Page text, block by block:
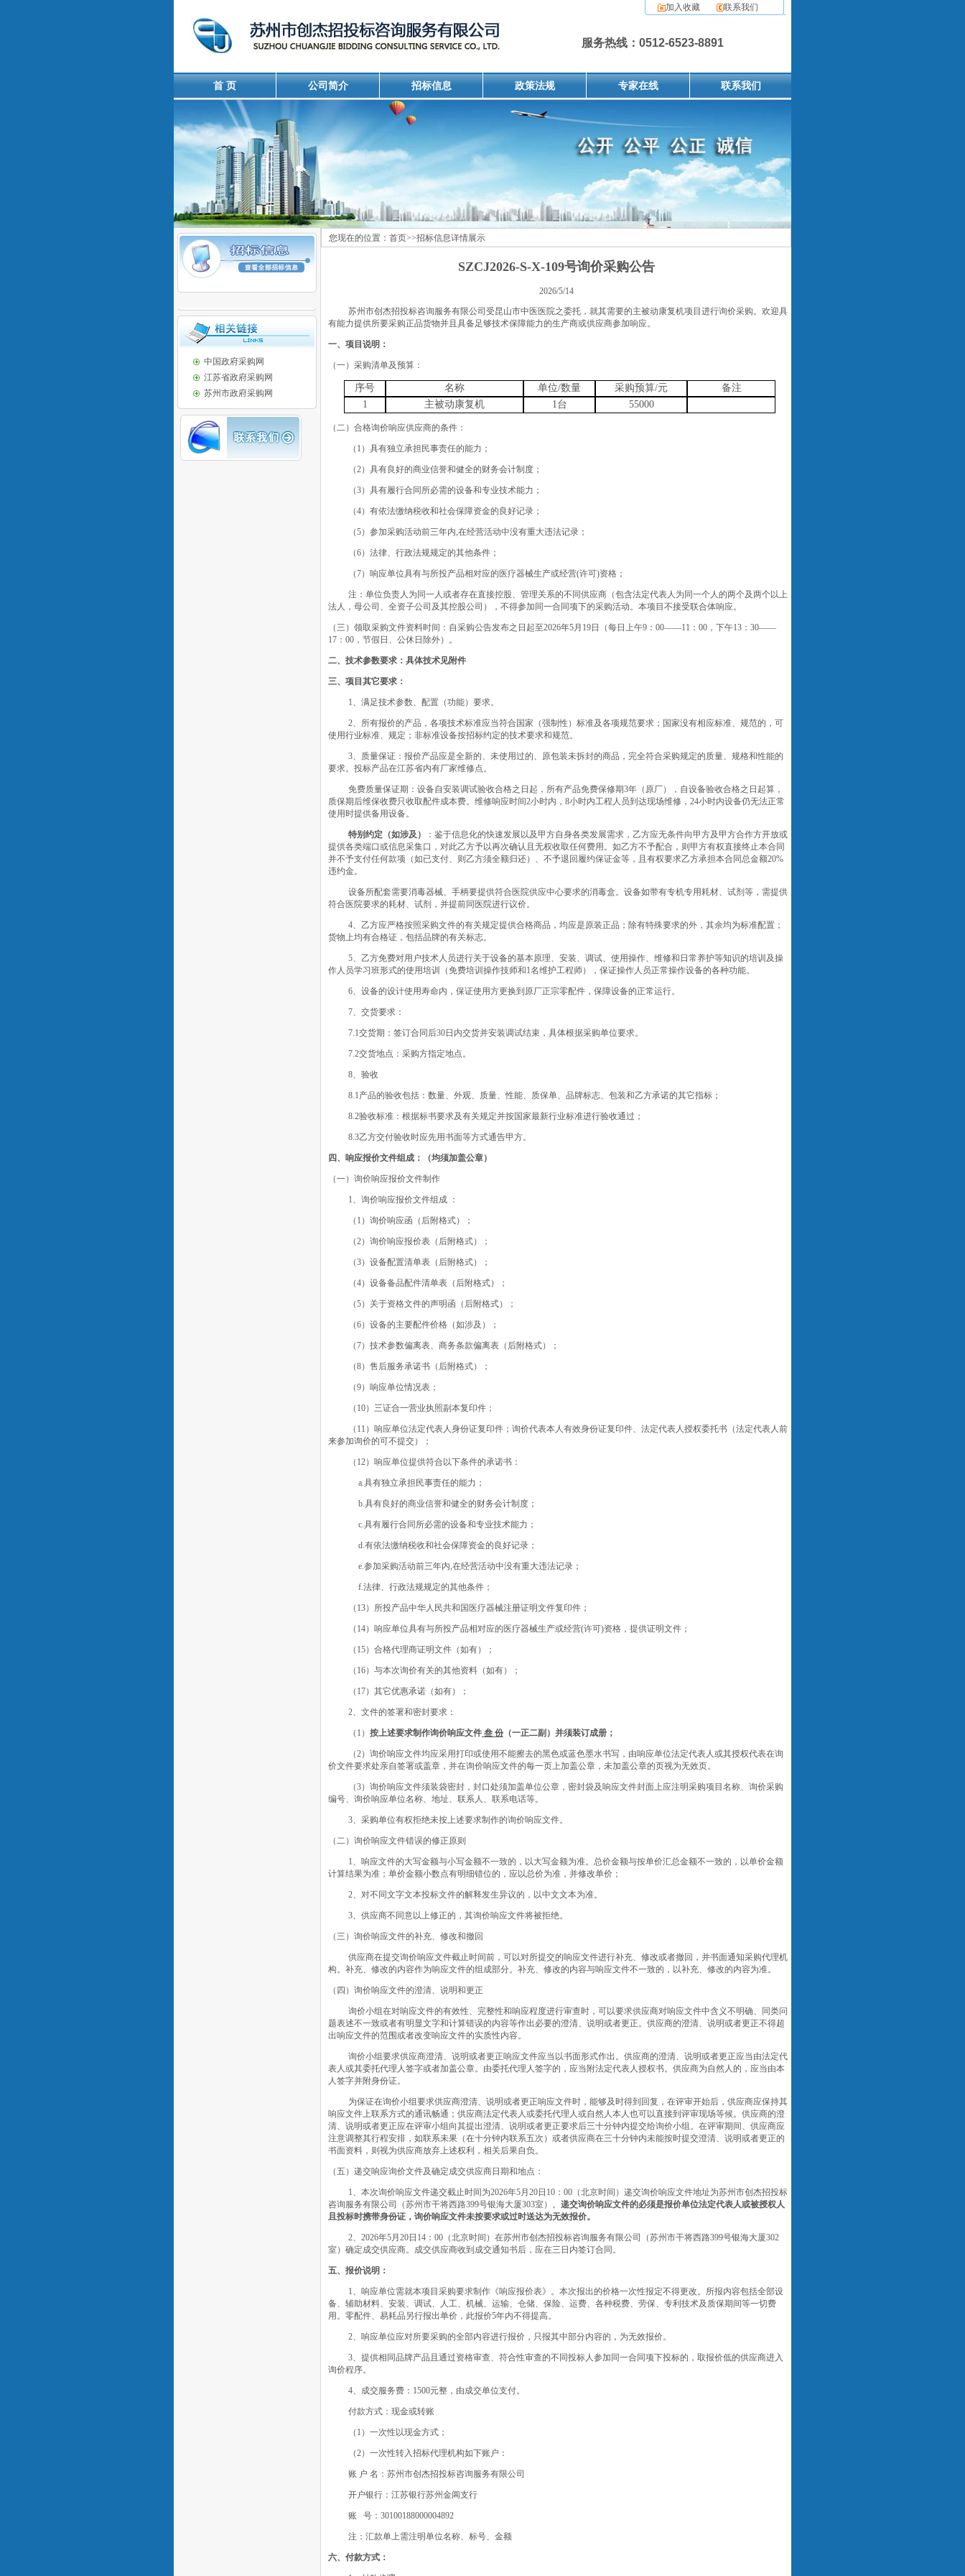
加入收藏 联系我们
服务热线：0512-6523-8891
首 页 公司简介 招标信息 政策法规 专家在线 联系我们
中国政府采购网
江苏省政府采购网
苏州市政府采购网
您现在的位置： 首页>>招标信息详情展示
SZCJ2026-S-X-109号询价采购公告
2026/5/14
苏州市创杰招投标咨询服务有限公司受昆山市中医医院之委托，就其需要的主被动康复机项目进行询价采购。欢迎具
有能力提供所要采购正品货物并且具备足够技术保障能力的生产商或供应商参加响应。
一、 项目说明：
（一）采购清单及预算：
序号 名称 单位/数量 采购预算/元
备注
1
主被动康复机 1台 55000
（二）合格询价响应供应商的条件：
（ 1）具有独立承担民事责任的能力；
（2）具有良好的商业信誉和健全的财务会计制度；
（3）具有履行合同所必需的设备和专业技术能力；
（4）有依法缴纳税收和社会保障资金的良好记录；
（5）参加采购活动前三年内,在经营活动中没有重大违法记录；
（6）法律、行政法规规定的其他条件；
（7） 响应单位具有与所投产品相对应的医疗器械生产或经营(许可)资格 ；
注：单位负责人为同一人或者存在直接控股、管理关系的不同供应商（包含法定代表人为同一个人的两个及两个以上
法人，母公司、全资子公司及其控股公司），不得参加同一合同项下的采购活动。本项目不接受联合体响应。
（三 ）领取采购文件资料时间：自采购公告发布之日起至2026年5月19日（每日上午9：00——11：00，下午13：30——
17：00，节假日、公休日除外）。
二、 技术参数要求：具体技术见附件
三、 项目其它要求 ：
1、满足技术参数、配置（功能）要求。
2、所有报价的产品，各项技术标准应当符合国家（强制性）标准及各项规范要求；国家没有相应标准、规范的，可
使用行业标准、规定；非标准设备按招标约定的技术要求和规范。
3、质量保证：报价产品应是全新的、未使用过的、原包装未拆封的商品，完全符合采购规定的质量、规格和性能的
要求。投标产品在江苏省内有厂家维修点。
免费质量保证期：设备自安装调试验收合格之日起 ，所有产品免费保修期3年（原厂）
，自设备验收合格之日起算，
质保期后维保收费只收取配件成本费。维修响应时间2小时内，8小时内工程人员到达现场维修， 24小时内设备仍无法正常
使用时提供备用设备。
特别约定 （如涉及）
：鉴于信息化的快速发展以及甲方自身各类发展需求，乙方应无条件向甲方及甲方合作方开放或
提供各类端口或信息采集口，对此乙方予以再次确认且无权收取任何费用。如乙方不予配合，则甲方有权直接终止本合同
并不予支付任何款项（如已支付、则乙方须全额归还）、不予退回履约保证金等，且有权要求乙方承担本合同总金额20%
违约金。
设备所配套需要消毒器械、手柄要提供符合医院供应中心要求的消毒盒。设备如带有专机专用耗材、试剂等，需提供
符合医院要求的耗材、试剂，并提前同医院进行议价。
4、乙方应严格按照采购文件的有关规定提供合格商品，均应是原装正品；除有特殊要求的外，其余均为标准配置；
货物上均有合格证，包括品牌的有关标志。
5、乙方免费对用户技术人员进行关于设备的基本原理、安装、调试、使用操作、维修和日常养护等知识的培训及操
作人员学习班形式的使用培训（免费培训操作技师和1名维护工程师），保证操作人员正常操作设备的各种功能。
6、设备的设计使用寿命内，保证使用方更换到原厂正宗零配件，保障设备的正常运行。
7、交货要求：
7.1交货期： 签订合同后30日内交货并安装调试结束，具体根据采购单位要求。
7.2交货地点：采购方指定地点。
8、验收
8.1产品的验收包括：数量、外观、质量、性能、质保单、品牌标志、包装和乙方承诺的其它指标；
8.2验收标准：根据标书要求及有关规定并按国家最新行业标准进行验收通过；
8.3乙方交付验收时应先用书面等方式通告甲方。
四、响应报价文件组成：（均须加盖公章）
（一）询价响应报价文件制作
1、询价响应报价文件组成 ：
（ 1）询价响应函（后附格式）；
（2）询价响应报价表（后附格式）；
（3）设备配置清单表（后附格式）；
（4）设备备品配件清单表（后附格式）；
（5）关于资格文件的声明函（后附格式）；
（6）设备的主要配件价格 （如涉及）；
（7）技术参数偏离表、商务条款偏离表（后附格式）；
（8）售后服务承诺书（后附格式）；
（9）响应单位情况表；
（ 10）三证合一营业执照副本复印件；
（ 11）响应单位法定代表人身份证复印件；询价代表本人有效身份证复印件、法定代表人授权委托书（法定代表人前
来参加询价的可不提交）；
（ 12）响应单位提供符合以下条件的承诺书：
a.具有独立承担民事责任的能力；
b.具有良好的商业信誉和健全的财务会计制度；
c.具有履行合同所必需的设备和专业技术能力；
d.有依法缴纳税收和社会保障资金的良好记录；
e.参加采购活动前三年内,在经营活动中没有重大违法记录；
f.法律、行政法规规定的其他条件；
（13）所投产品中华人民共和国医疗器械注册证明文件复印件；
（14）响应单位具有与所投产品相对应的医疗器械生产或经营(许可)资格 ，提供证明文件；
（ 15）合格代理商证明文件 （如有）；
（16）与本次询价有关的其他资料（如有）；
（ 17）其它优惠承诺（如有）；
2、文件的签署和密封要求：
（ 1） 按上述要求制作询价响应文件 叁 份 （一正二副 ） 并须装订成册；
（2）询价响应文件均应采用打印或使用不能擦去的黑色或蓝色墨水书写，由响应单位法定代表人或其授权代表在询
价文件要求处亲自签署或盖章，并在询价响应文件的每一页上加盖公章，未加盖公章的页视为无效页。
（3）询价响应文件须装袋密封，封口处须加盖单位公章，密封袋及响应文件封面上应注明采购项目名称、询价采购
编号、询价响应单位名称、地址、联系人、联系电话等。
3、采购单位有权拒绝未按上述要求制作的询价响应文件。
（二）询价响应文件错误的修正原则
1、响应文件的大写金额与小写金额不一致的，以大写金额为准。总价金额与按单价汇总金额不一致的，以单价金额
计算结果为准；单价金额小数点有明细错位的，应以总价为准，并修改单价；
2、对不同文字文本投标文件的解释发生异议的，以中文文本为准。
3、供应商不同意以上修正的，其询价响应文件将被拒绝。
（三）询价响应文件的补充、修改和撤回
供应商在提交询价响应文件截止时间前，可以对所提交的响应文件进行补充、修改或者撤回，并书面通知采购代理机
构。补充、修改的内容作为响应文件的组成部分。补充、修改的内容与响应文件不一致的，以补充、修改的内容为准。
（四）询价响应文件的澄清、说明和更正
询价小组在对响应文件的有效性、完整性和响应程度进行审查时，可以要求供应商对响应文件中含义不明确、同类问
题表述不一致或者有明显文字和计算错误的内容等作出必要的澄清、说明或者更正。供应商的澄清、说明或者更正不得超
出响应文件的范围或者改变响应文件的实质性内容。
询价小组要求供应商澄清、说明或者更正响应文件应当以书面形式作出。供应商的澄清、说明或者更正应当由法定代
表人或其委托代理人签字或者加盖公章。由委托代理人签字的，应当附法定代表人授权书。供应商为自然人的，应当由本
人签字并附身份证。
为保证在询价小组要求供应商澄清、说明或者更正响应文件时，能够及时得到回复，在评审开始后，供应商应保持其
响应文件上联系方式的通讯畅通；供应商法定代表人或委托代理人或自然人本人也可以直接到评审现场等候。供应商的澄
清、说明或者更正应在评审小组向其提出澄清、说明或者更正要求后三十分钟内提交给询价小组。在评审期间、供应商应
注意调整其行程安排，如联系未果（在十分钟内联系五次）或者供应商在三十分钟内未能按时提交澄清、说明或者更正的
书面资料，则视为供应商放弃上述权利，相关后果自负。
（五）递交响应询价文件及确定成交供应商日期和地点：
1、本次询价响应文件递交截止时间为2026年5月20日10：00（北京时间）递交询价响应文件地址为苏州市创杰招投标
咨询服务有限公司（苏州市干将西路399号银海大厦303室）。 递交询价响应文件的必须是报价单位法定代表人或被授权人
且投标时携带身份证，询价响应文件未按要求或过时送达为无效报价。
2、2026年5月20日14：00（北京时间）在苏州市创杰招投标咨询服务有限公司（苏州市干将西路399号银海大厦302
室）确定成交供应商。成交供应商收到成交通知书后，应在三日内签订合同。
五、报价说明：
1、响应单位需就本项目采购要求制作《响应报价表》。本次报出的价格一次性报定不得更改。所报内容包括全部设
备、辅助材料、安装、调试、人工、机械、运输、仓储、保险、运费、各种税费、劳保、专利技术及质保期间等一切费
用。零配件、易耗品另行报出单价，此报价5年内不得提高。
2、响应单位应对所要采购的全部内容进行报价，只报其中部分内容的，为无效报价。
3、提供相同品牌产品且通过资格审查、符合性审查的不同投标人参加同一合同项下投标的，取报价低的供应商进入
询价程序。
4、成交服务费：1500元整，由成交单位支付。
付款方式：现金或转账
（ 1）一次性以现金方式；
（2）一次性转入招标代理机构如下账户：
账 户 名：苏州市创杰招投标咨询服务有限公司
开户银行：江苏银行苏州金阊支行
账 号： 30100188000004892
注：汇款单上需注明单位名称、标号、金额
六、付款方式：